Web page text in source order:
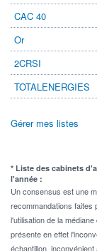
CAC 40
Or
2CRSI
TOTALENERGIES
Gérer mes listes
* Liste des cabinets
l'année :
Un consensus est une
recommandations
l'utilisation de la
présente en effet
échantillon,